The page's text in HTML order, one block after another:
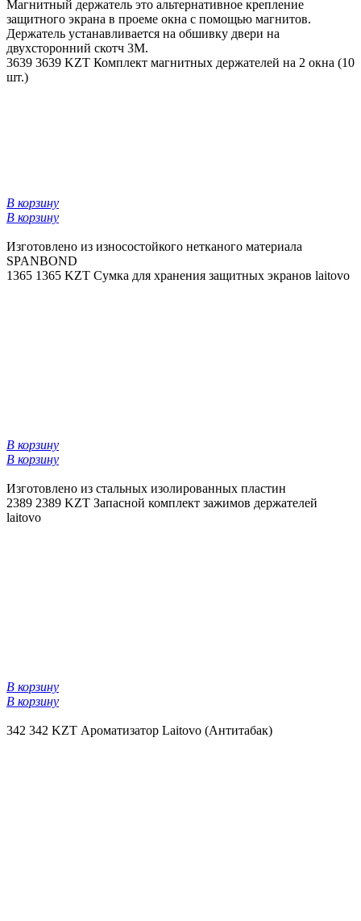
Магнитный держатель это альтернативное крепление
защитного экрана в проеме окна с помощью магнитов.
Держатель устанавливается на обшивку двери на
двухсторонний скотч 3М.
3639 3639 KZT Комплект магнитных держателей на 2 окна (10
шт.)
В корзину
В корзину
Изготовлено из износостойкого нетканого материала
SPANBOND
1365 1365 KZT Сумка для хранения защитных экранов laitovo
В корзину
В корзину
Изготовлено из стальных изолированных пластин
2389 2389 KZT Запасной комплект зажимов держателей
laitovo
В корзину
В корзину
342 342 KZT Ароматизатор Laitovo (Антитабак)